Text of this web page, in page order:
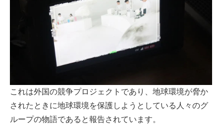
これは外国の競争プロジェクトであり、地球環境が脅か
されたときに地球環境を保護しようとしている人々のグ
ループの物語であると報告されています。